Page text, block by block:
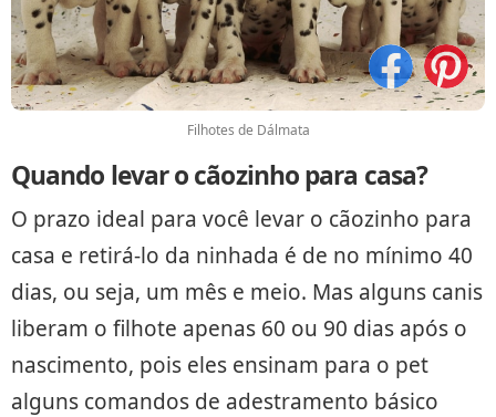
Filhotes de Dálmata
Quando levar o cãozinho para casa?
O prazo ideal para você levar o cãozinho para
casa e retirá-lo da ninhada é de no mínimo 40
dias, ou seja, um mês e meio. Mas alguns canis
liberam o filhote apenas 60 ou 90 dias após o
nascimento, pois eles ensinam para o pet
alguns comandos de adestramento básico